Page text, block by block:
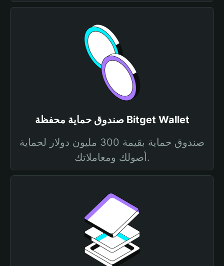
صندوق حماية محفظة Bitget Wallet
صندوق حماية بقيمة 300 مليون دولار لحماية
أصولك ومعاملاتك.